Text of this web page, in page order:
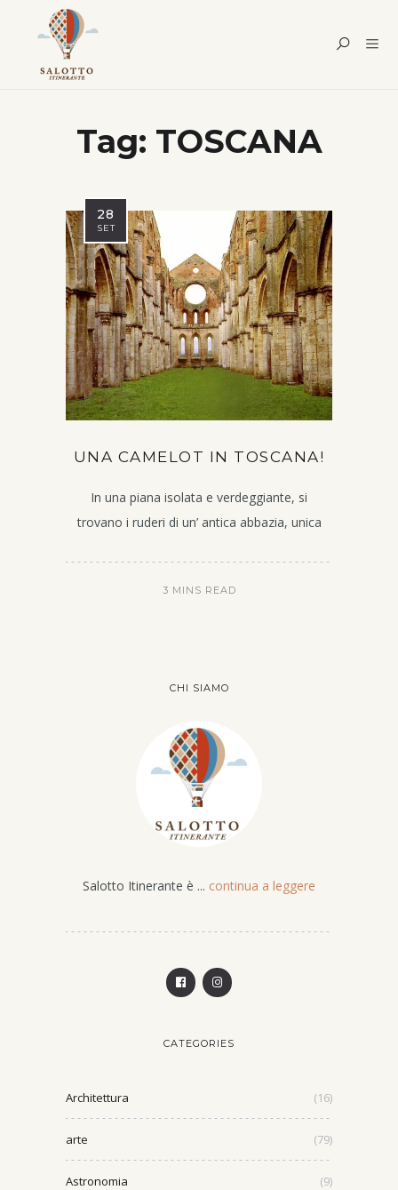
Tag: TOSCANA
28
SET
UNA CAMELOT IN TOSCANA!
In una piana isolata e verdeggiante, si
trovano i ruderi di un’ antica abbazia, unica
3 MINS READ
CHI SIAMO
Salotto Itinerante è ... continua a leggere
CATEGORIES
Architettura (16)
arte (79)
Astronomia (9)